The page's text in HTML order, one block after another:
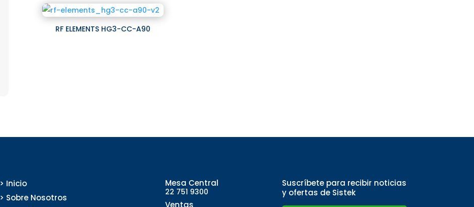
RF ELEMENTS HG3-CC-A90
> Inicio
> Sobre Nosotros
Mesa Central
22 751 9300
Ventas
Suscríbete para recibir noticias
y ofertas de Sistek